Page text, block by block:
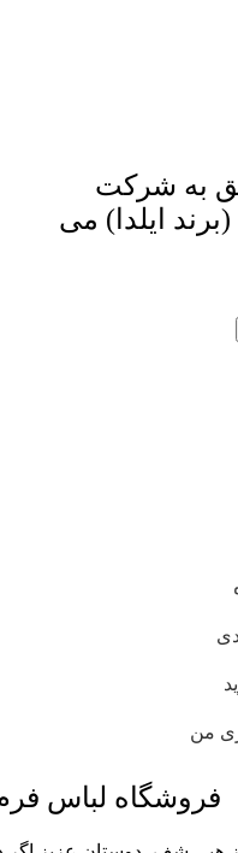
به شرکت
ایلدا) می
من
فروشگاه لباس